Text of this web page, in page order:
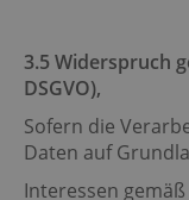
3.5 Widerspruch
DSGVO),
Sofern die
Daten auf
Interessen